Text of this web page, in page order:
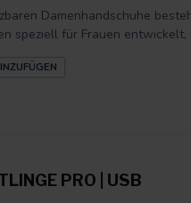
Damenhandschuhe
speziell für Frauen entwickelt,
PRO | USB